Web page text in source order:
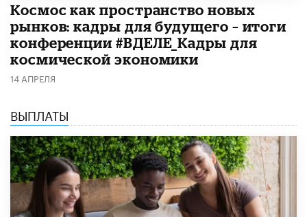
Космос как пространство новых
рынков: кадры для будущего – итоги
конференции #ВДЕЛЕ_Кадры для
космической экономики
14 АПРЕЛЯ
ВЫПЛАТЫ